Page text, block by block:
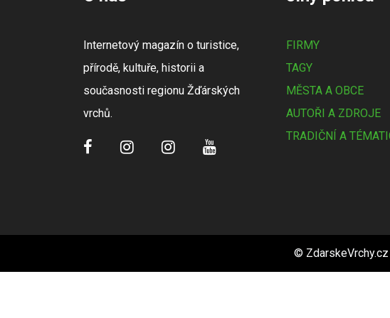
Internetový magazín o turistice,
přírodě, kultuře, historii a
současnosti regionu Žďárských
vrchů.
FIRMY
TAGY
MĚSTA A OBCE
AUTOŘI A ZDROJE
TRADIČNÍ A
©